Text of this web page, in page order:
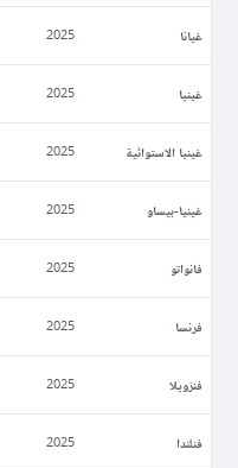
غيانا 2025
غينيا 2025
غينيا الاستوائية 2025
غينيا-بيساو 2025
فانواتو 2025
فرنسا 2025
فنزويلا 2025
فنلندا 2025